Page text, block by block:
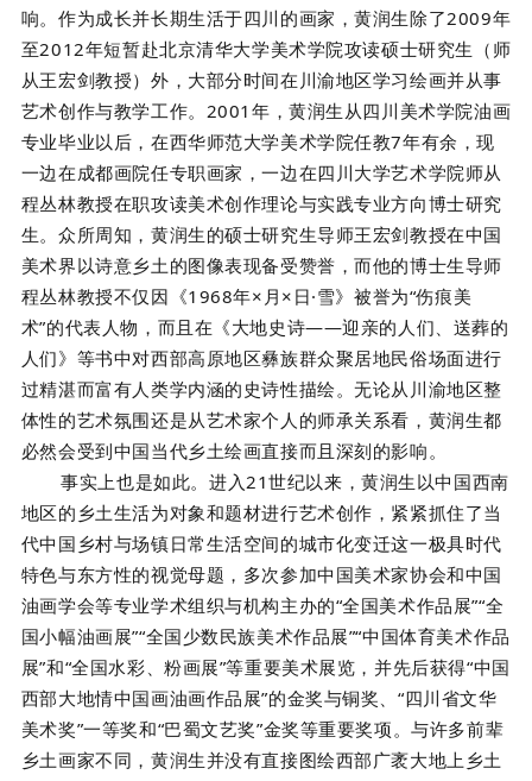
响。作为成长并长期生活于四川的画家，黄润生除了2009年
至2012年短暂赴北京清华大学美术学院攻读硕士研究生（师
从王宏剑教授）外，大部分时间在川渝地区学习绘画并从事
艺术创作与教学工作。2001年，黄润生从四川美术学院油画
专业毕业以后，在西华师范大学美术学院任教7年有余，现
一边在成都画院任专职画家，一边在四川大学艺术学院师从
程丛林教授在职攻读美术创作理论与实践专业方向博士研究
生。众所周知，黄润生的硕士研究生导师王宏剑教授在中国
美术界以诗意乡土的图像表现备受赞誉，而他的博士生导师
程丛林教授不仅因《1968年×月×日·雪》被誉为“伤痕美
术”的代表人物，而且在《大地史诗——迎亲的人们、送葬的
人们》等书中对西部高原地区彝族群众聚居地民俗场面进行
过精湛而富有人类学内涵的史诗性描绘。无论从川渝地区整
体性的艺术氛围还是从艺术家个人的师承关系看，黄润生都
必然会受到中国当代乡土绘画直接而且深刻的影响。
事实上也是如此。进入21世纪以来，黄润生以中国西南
地区的乡土生活为对象和题材进行艺术创作，紧紧抓住了当
代中国乡村与场镇日常生活空间的城市化变迁这一极具时代
特色与东方性的视觉母题，多次参加中国美术家协会和中国
油画学会等专业学术组织与机构主办的“全国美术作品展”“全
国小幅油画展”“全国少数民族美术作品展”“中国体育美术作品
展”和“全国水彩、粉画展”等重要美术展览，并先后获得“中国
西部大地情中国画油画作品展”的金奖与铜奖、“四川省文华
美术奖”一等奖和“巴蜀文艺奖”金奖等重要奖项。与许多前辈
乡土画家不同，黄润生并没有直接图绘西部广袤大地上乡土